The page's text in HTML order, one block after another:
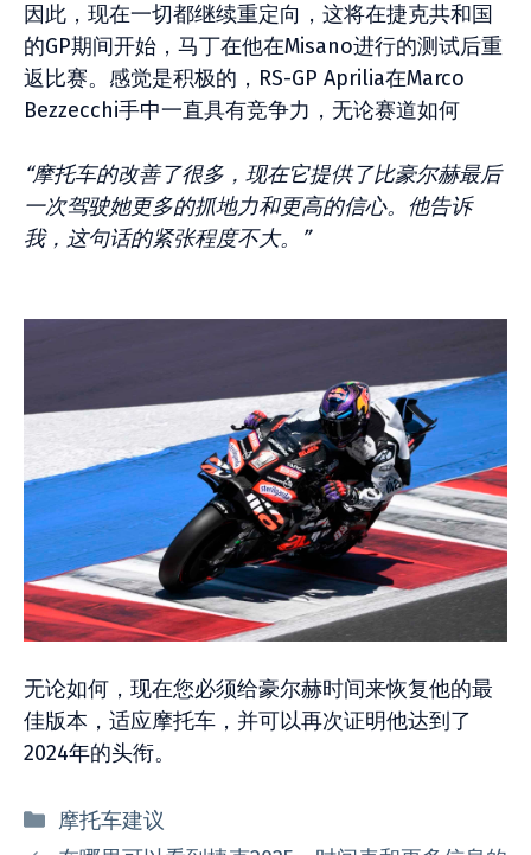
因此，现在一切都继续重定向，这将在捷克共和国
的GP期间开始，马丁在他在Misano进行的测试后重
返比赛。感觉是积极的，RS-GP Aprilia在Marco
Bezzecchi手中一直具有竞争力，无论赛道如何
“摩托车的改善了很多，现在它提供了比豪尔赫最后
一次驾驶她更多的抓地力和更高的信心。他告诉
我，这句话的紧张程度不大。”
无论如何，现在您必须给豪尔赫时间来恢复他的最
佳版本，适应摩托车，并可以再次证明他达到了
2024年的头衔。
分
类
摩托车建议